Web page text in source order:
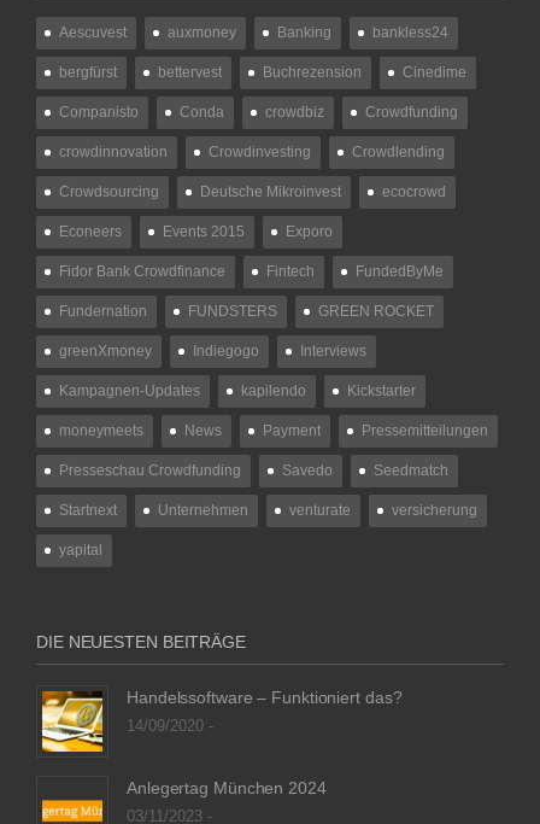
Aescuvest auxmoney Banking bankless24
bergfürst bettervest Buchrezension Cinedime
Companisto Conda crowdbiz Crowdfunding
crowdinnovation Crowdinvesting Crowdlending
Crowdsourcing Deutsche Mikroinvest ecocrowd
Econeers Events 2015 Exporo
Fidor Bank Crowdfinance Fintech FundedByMe
Fundernation FUNDSTERS GREEN ROCKET
greenXmoney Indiegogo Interviews
Kampagnen-Updates kapilendo Kickstarter
moneymeets News Payment Pressemitteilungen
Presseschau Crowdfunding Savedo Seedmatch
Startnext Unternehmen venturate versicherung
yapital
DIE NEUESTEN BEITRÄGE
Handelssoftware – Funktioniert das?
14/09/2020 -
Anlegertag München 2024
03/11/2023 -